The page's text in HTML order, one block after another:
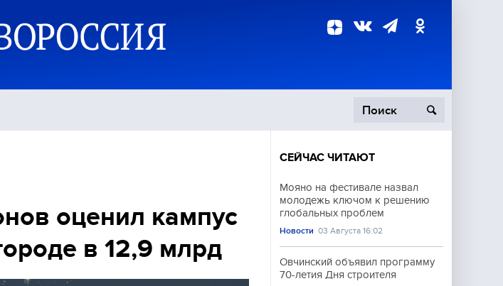
Происшествия
оценил кампус
в 12,9 млрд
СЕЙЧАС ЧИТАЮТ
Мояно на фестивале назвал
молодежь ключом к решению
глобальных проблем
Новости 03 Августа 16:02
Овчинский объявил программу
70-летия Дня строителя